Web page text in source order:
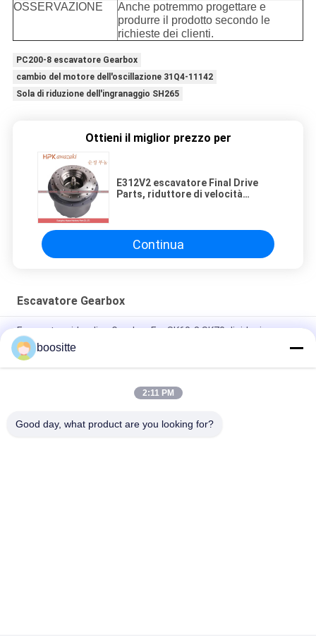
OSSERVAZIONE
Anche potremmo progettare e
produrre il prodotto secondo le
richieste dei clienti.
PC200-8 escavatore Gearbox
cambio del motore dell'oscillazione 31Q4-11142
Sola di riduzione dell'ingranaggio SH265
Ottieni il miglior prezzo per
E312V2 escavatore Final Drive
Parts, riduttore di velocità
Continua
Escavatore Gearbox
Escavatore idraulico Gearbox For SK60-8 SK70 di riduzione
SWE50 escavatore Swing Gear Box, cambio MSG-21P-11E
MSG-27P-18E del riduttore del motore
Escavatore Gearbox Swing Reducer di vuotamento per SG025
boositte
2:11 PM
Good day, what product are you looking for?